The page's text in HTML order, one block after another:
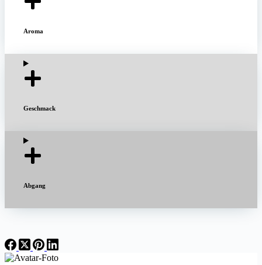
Aroma
Geschmack
Abgang